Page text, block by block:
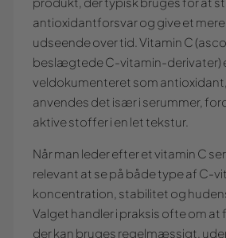
antioxidantforsvar og give et
udseende over tid. Vitamin C
beslægtede C-vitamin-derivater)
veldokumenteret som
anvendes det især i serummer,
aktive stoffer i en let tekstur.
Når man leder efter et vitamin C
relevant at se på både type af C-
koncentration, stabilitet og
Valget handler i praksis ofte om at
der kan bruges regelmæssigt,